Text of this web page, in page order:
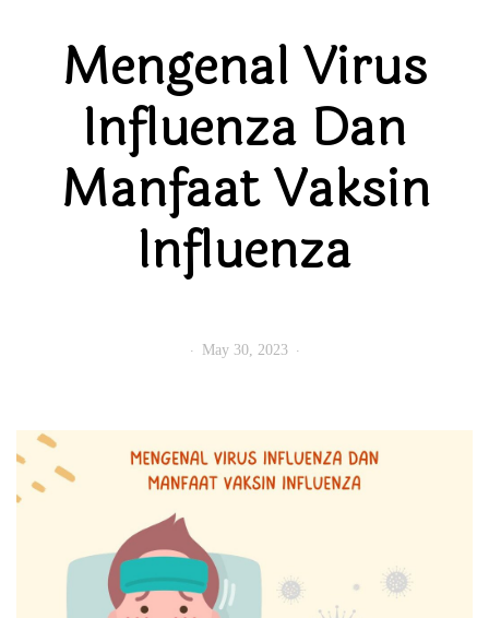
Mengenal Virus
Influenza Dan
Manfaat Vaksin
Influenza
May 30, 2023